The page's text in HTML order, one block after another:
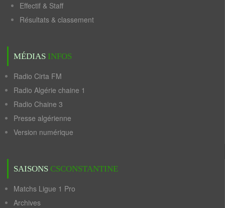
Effectif & Staff
Résultats & classement
MÉDIAS INFOS
Radio Cirta FM
Radio Algérie chaine 1
Radio Chaine 3
Presse algérienne
Version numérique
SAISONS CSCONSTANTINE
Matchs Ligue 1 Pro
Archives